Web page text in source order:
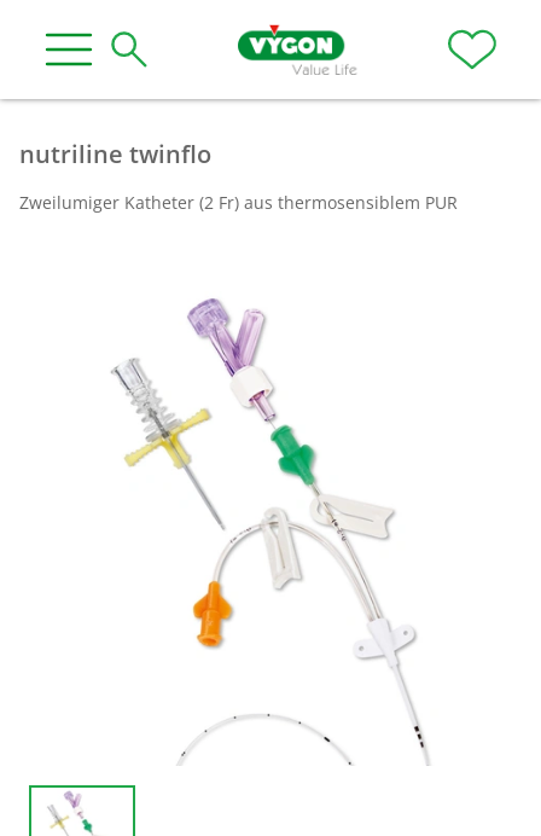
nutriline twinflo
Zweilumiger Katheter (2 Fr) aus thermosensiblem PUR